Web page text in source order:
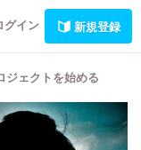
グイン 新規登録
ジェクトを始める